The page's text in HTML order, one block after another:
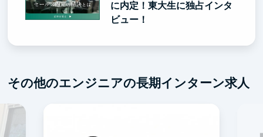
に内定！東大生に独占インタ
ビュー！
その他のエンジニアの長期インターン求人